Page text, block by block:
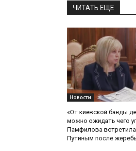
ЧИТАТЬ ЕЩЕ
Новости
«От киевской банды
можно ожидать чего
Памфилова
Путиным после